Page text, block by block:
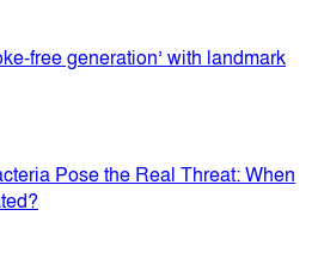
free generation’ with landmark
Pose the Real Threat: When